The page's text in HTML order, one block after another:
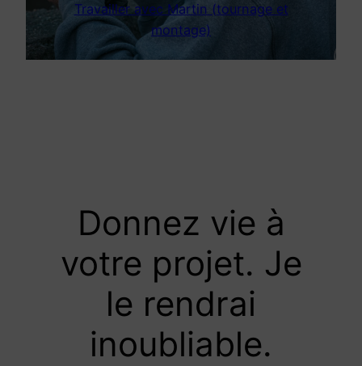
Travailler avec Martin (tournage et
montage)
Donnez vie à
votre projet. Je
le rendrai
inoubliable.